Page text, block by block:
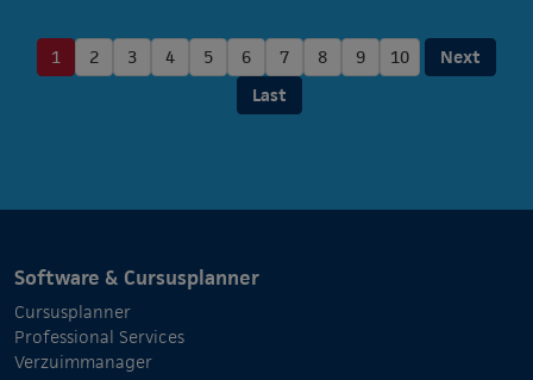
1 2 3 4 5 6 7 8 9 10
Next
Last
Software & Cursusplanner
Cursusplanner
Professional Services
Verzuimmanager